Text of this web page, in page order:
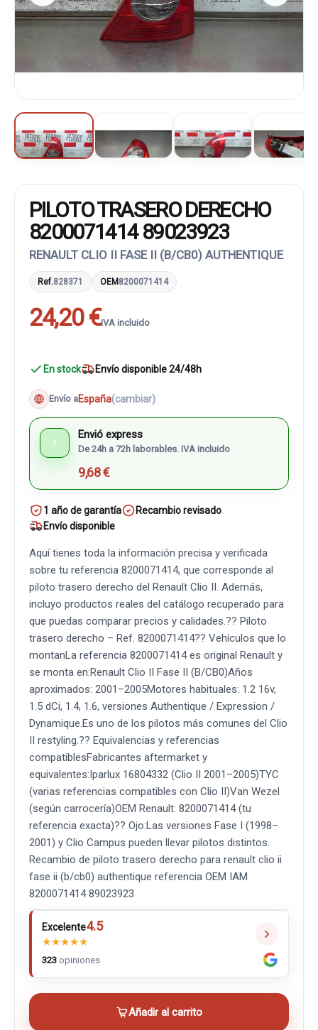
PILOTO TRASERO DERECHO
8200071414 89023923
RENAULT CLIO II FASE II (B/CB0) AUTHENTIQUE
Ref.828371 OEM8200071414
24,20 €IVA incluido
En stock Envío disponible 24/48h
Envío aEspaña(cambiar)
⚡
Envió express
De 24h a 72h laborables. IVA incluido
9,68 €
1 año de garantía
Recambio revisado
Envío disponible
Aquí tienes toda la información precisa y verificada
sobre tu referencia 8200071414, que corresponde al
piloto trasero derecho del Renault Clio II. Además,
incluyo productos reales del catálogo recuperado para
que puedas comparar precios y calidades.?? Piloto
trasero derecho – Ref. 8200071414?? Vehículos que lo
montanLa referencia 8200071414 es original Renault y
se monta en:Renault Clio II Fase II (B/CB0)Años
aproximados: 2001–2005Motores habituales: 1.2 16v,
1.5 dCi, 1.4, 1.6, versiones Authentique / Expression /
Dynamique.Es uno de los pilotos más comunes del Clio
II restyling.?? Equivalencias y referencias
compatiblesFabricantes aftermarket y
equivalentes:Iparlux 16804332 (Clio II 2001–2005)TYC
(varias referencias compatibles con Clio II)Van Wezel
(según carrocería)OEM Renault: 8200071414 (tu
referencia exacta)?? Ojo:Las versiones Fase I (1998–
2001) y Clio Campus pueden llevar pilotos distintos.
Recambio de piloto trasero derecho para renault clio ii
fase ii (b/cb0) authentique referencia OEM IAM
8200071414 89023923
Excelente4.5
★★★★★
323 opiniones
Añadir al carrito